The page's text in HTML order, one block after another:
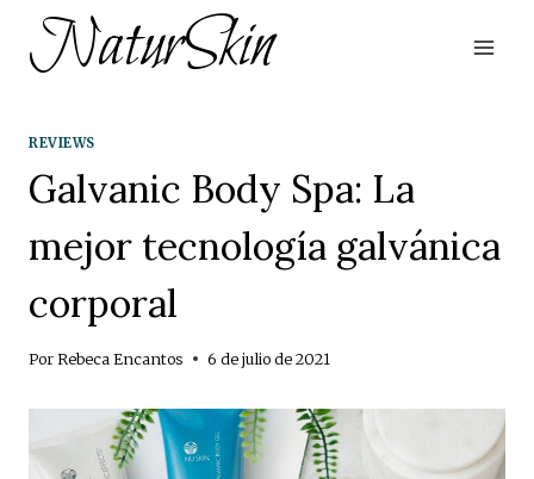
Saltar
contenido
NaturSkin
REVIEWS
Galvanic Body Spa: La
mejor tecnología galvánica
corporal
PorRebeca Encantos 6 de julio de 2021